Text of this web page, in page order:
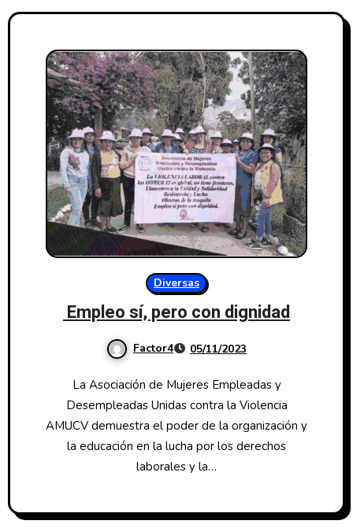
Diversas
Empleo sí, pero con dignidad
Factor4 05/11/2023
La Asociación de Mujeres Empleadas y
Desempleadas Unidas contra la Violencia
AMUCV demuestra el poder de la organización y
la educación en la lucha por los derechos
laborales y la…